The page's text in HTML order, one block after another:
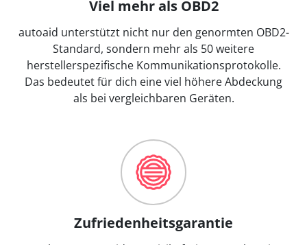
Viel mehr als OBD2
autoaid unterstützt nicht nur den genormten OBD2-
Standard, sondern mehr als 50 weitere
herstellerspezifische Kommunikationsprotokolle.
Das bedeutet für dich eine viel höhere Abdeckung
als bei vergleichbaren Geräten.
Zufriedenheitsgarantie